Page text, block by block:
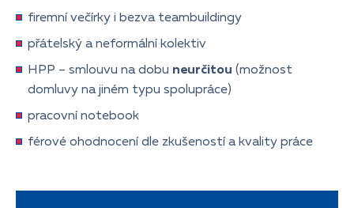
firemní večírky i bezva teambuildingy
přátelský a neformální kolektiv
HPP – smlouvu na dobu neurčitou (možnost
domluvy na jiném typu spolupráce)
pracovní notebook
férové ohodnocení dle zkušeností a kvality práce